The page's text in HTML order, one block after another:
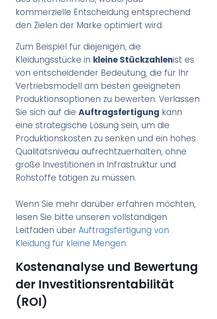
kommerzielle Entscheidung entsprechend
den Zielen der Marke optimiert wird.
Zum Beispiel für diejenigen, die
Kleidungsstücke in kleine Stückzahlenist es
von entscheidender Bedeutung, die für Ihr
Vertriebsmodell am besten geeigneten
Produktionsoptionen zu bewerten. Verlassen
Sie sich auf dieAuftragsfertigung kann
eine strategische Lösung sein, um die
Produktionskosten zu senken und ein hohes
Qualitätsniveau aufrechtzuerhalten, ohne
große Investitionen in Infrastruktur und
Rohstoffe tätigen zu müssen.
Wenn Sie mehr darüber erfahren möchten,
lesen Sie bitte unseren vollständigen
Leitfaden überAuftragsfertigung von
Kleidung für kleine Mengen.
Kostenanalyse und Bewertung
der Investitionsrentabilität
(ROI)